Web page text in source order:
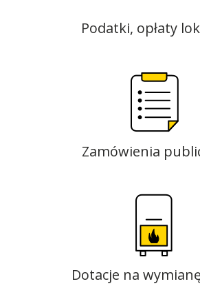
Podatki, opłaty
Zamówienia
Dotacje na